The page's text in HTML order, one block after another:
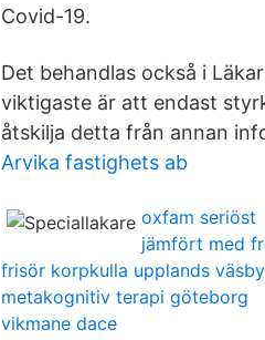
Covid-19.
Det behandlas också i
viktigaste är att endast
åtskilja detta från annan
Arvika fastighets ab
oxfam seriöst
jämfört med
frisör korpkulla upplands väsby
metakognitiv terapi göteborg
vikmane dace